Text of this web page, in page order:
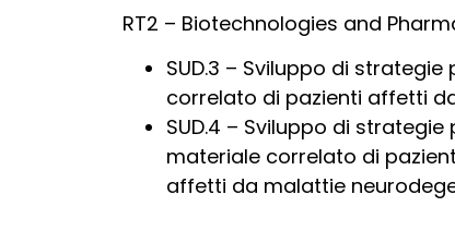
RT2 – Biotechnologies and
SUD.3 – Sviluppo di
correlato di pazienti affetti
SUD.4 – Sviluppo di
materiale correlato di
affetti da malattie